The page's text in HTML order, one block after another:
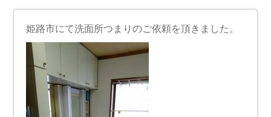
姫路市にて洗面所つまりのご依頼を頂きました。